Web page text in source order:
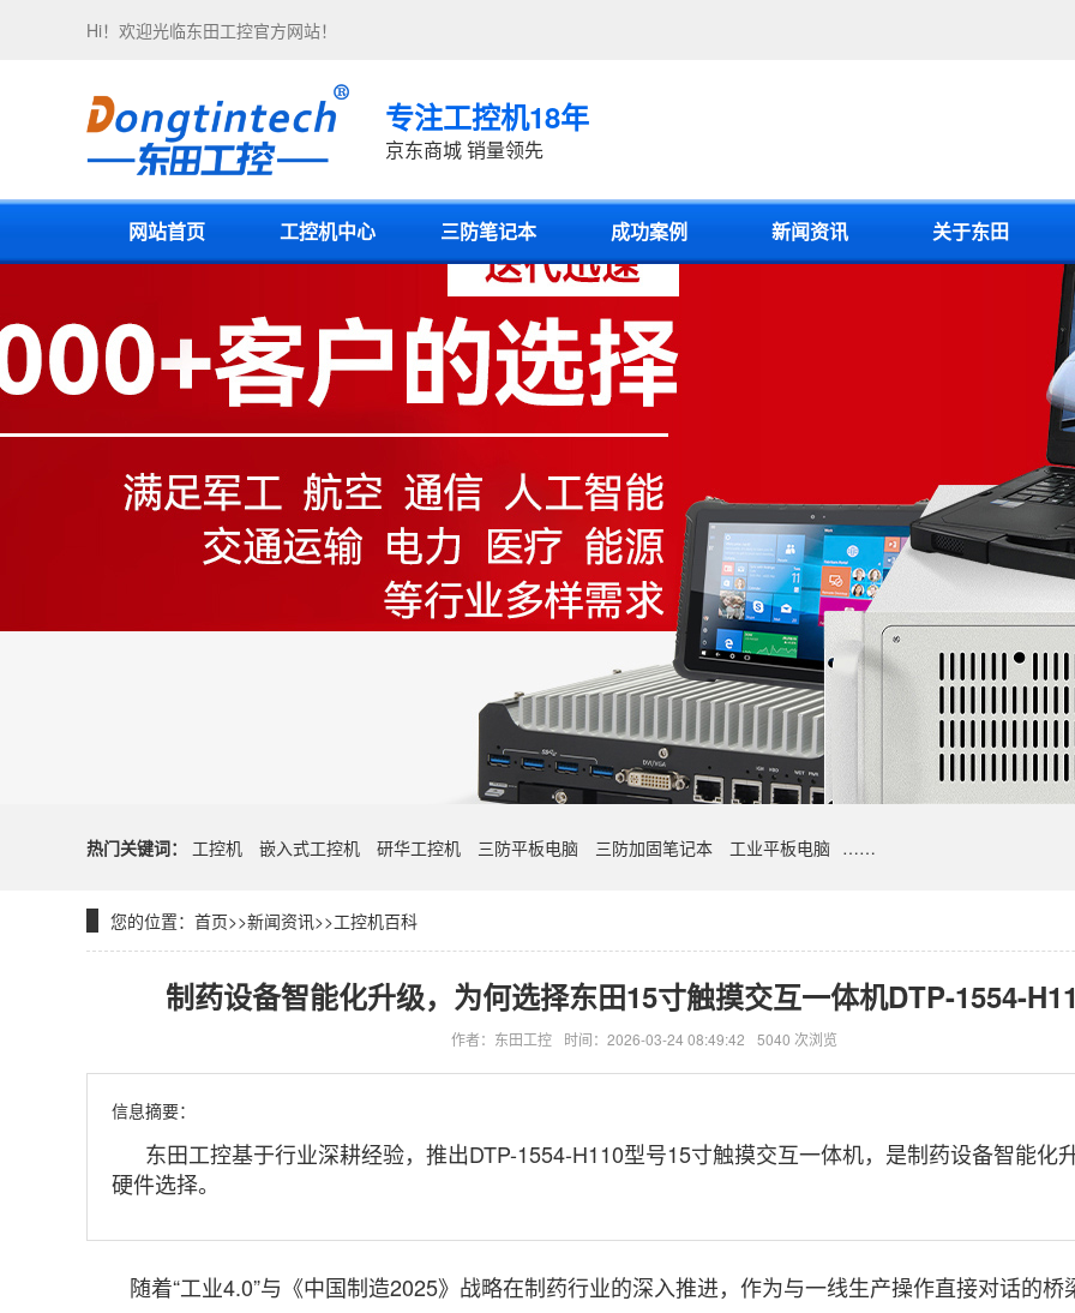
Hi！欢迎光临东田工控官方网站！
专注工控机18年
京东商城 销量领先
网站首页 工控机中心 三防笔记本 成功案例 新闻资讯 关于东田
热门关键词： 工控机 嵌入式工控机 研华工控机 三防平板电脑 三防加固笔记本 工业平板电脑 ……
您的位置： 首页>>新闻资讯>>工控机百科
制药设备智能化升级，为何选择东田15寸触摸交互一体机DTP-1554-
作者：东田工控 时间：2026-03-24 08:49:42 5040 次浏览
信息摘要：
东田工控基于行业深耕经验，推出DTP-1554-H110型号15寸触摸交互一体机，是制药设备智能化
硬件选择。
随着“工业4.0”与《中国制造2025》战略在制药行业的深入推进，作为与一线生产操作直接对话的桥